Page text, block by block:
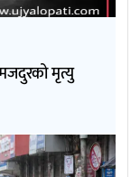
मजदुरको मृत्यु